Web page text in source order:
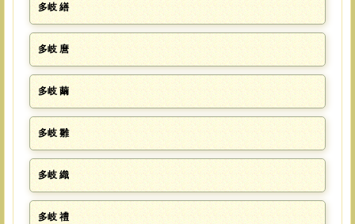
多岐 繕
多岐 麿
多岐 繭
多岐 雛
多岐 織
多岐 禮